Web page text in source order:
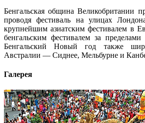
Бенгальская община Великобритании
проводя фестиваль на улицах
крупнейшим азиатским фестивалем в
бенгальским фестивалем за
Бенгальский Новый год также
Австралии — Сиднее, Мельбурне и
Галерея